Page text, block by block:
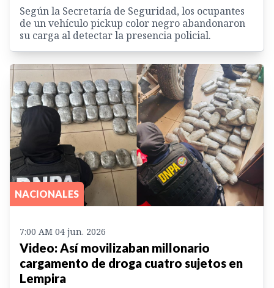
Según la Secretaría de Seguridad, los ocupantes
de un vehículo pickup color negro abandonaron
su carga al detectar la presencia policial.
NACIONALES
7:00 AM 04 jun. 2026
Video: Así movilizaban millonario
cargamento de droga cuatro sujetos en
Lempira